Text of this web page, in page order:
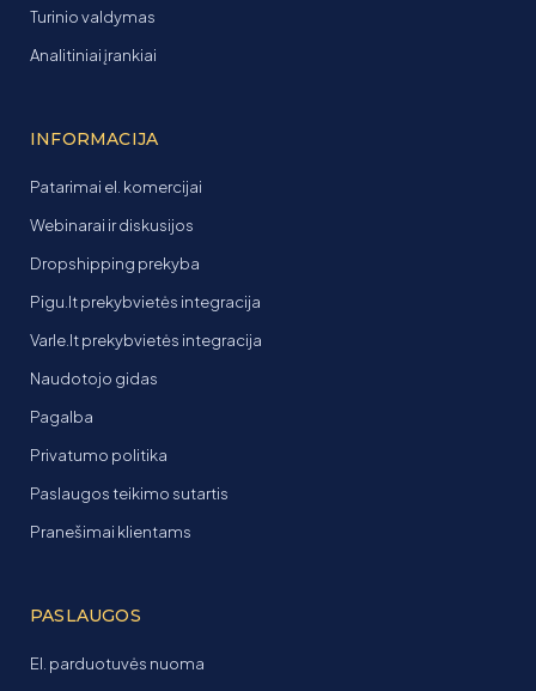
Turinio valdymas
Analitiniai įrankiai
INFORMACIJA
Patarimai el. komercijai
Webinarai ir diskusijos
Dropshipping prekyba
Pigu.lt prekybvietės integracija
Varle.lt prekybvietės integracija
Naudotojo gidas
Pagalba
Privatumo politika
Paslaugos teikimo sutartis
Pranešimai klientams
PASLAUGOS
El. parduotuvės nuoma